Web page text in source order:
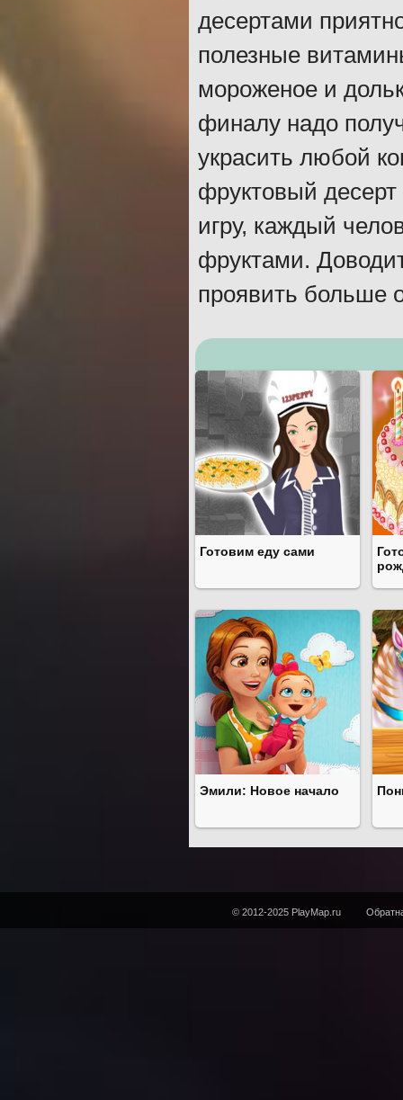
десертами
полезные
мороженое и
финалу надо
украсить любой
фруктовый
игру, каждый
фруктами.
проявить больше
Готовим еду сами
Эмили: Новое начало
© 2012-2025 PlayMap.ru